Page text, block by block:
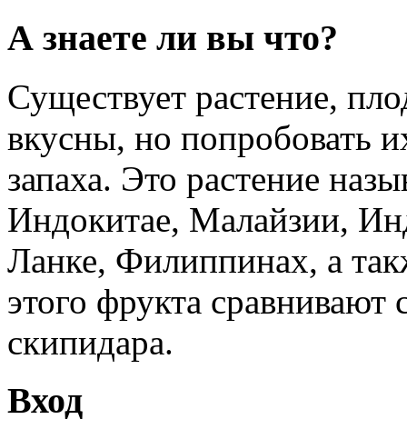
А знаете ли вы что?
Существует растение,
вкусны, но попробовать
запаха. Это растение
Индокитае, Малайзии,
Ланке, Филиппинах, а
этого фрукта
скипидара.
Вход